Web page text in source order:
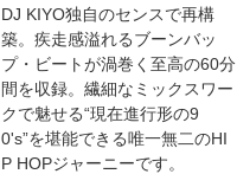
DJ KIYO独自のセンスで再構
築。疾走感溢れるブーンバッ
プ・ビートが渦巻く至高の60分
間を収録。繊細なミックスワー
クで魅せる“現在進行形の9
0's”を堪能できる唯一無二のHI
P HOPジャーニーです。